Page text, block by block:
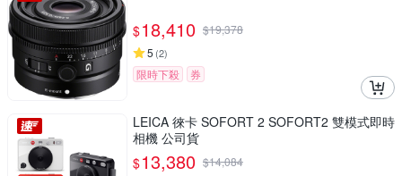
$18,410 $19,378
5 (2)
限時下殺 券
LEICA 徠卡 SOFORT 2 SOFORT2 雙模式即時
相機 公司貨
$13,380 $14,084